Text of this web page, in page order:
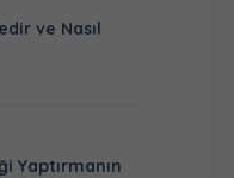
ve Nasıl
Yaptırmanın